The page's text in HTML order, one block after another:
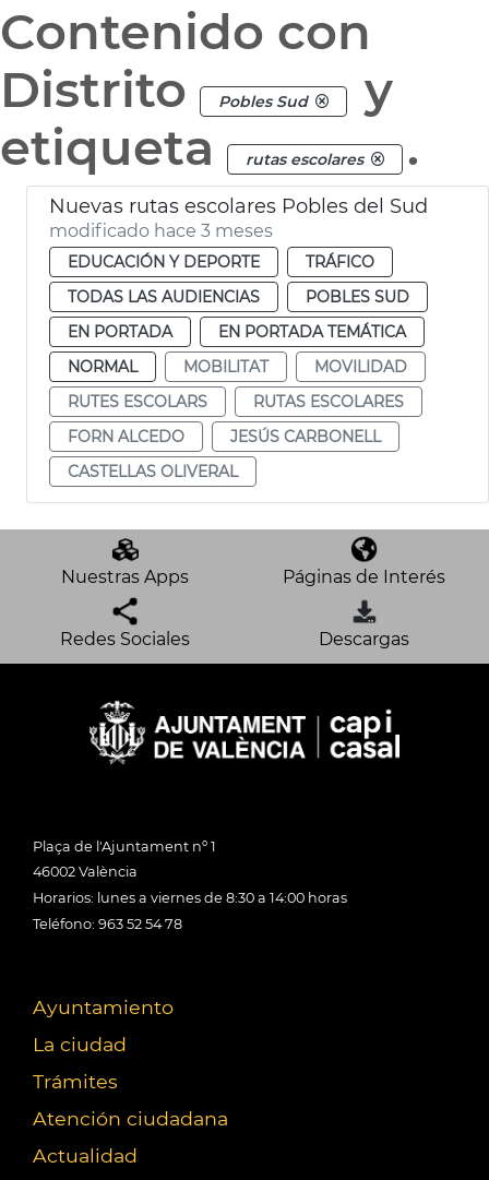
Contenido con
Distrito
Pobles Sud
y
etiqueta
rutas escolares .
Nuevas rutas escolares Pobles del Sud
modificado hace 3 meses
EDUCACIÓN Y DEPORTE
TRÁFICO
TODAS LAS AUDIENCIAS
POBLES SUD
EN PORTADA
EN PORTADA TEMÁTICA
NORMAL
MOBILITAT
MOVILIDAD
RUTES ESCOLARS
RUTAS ESCOLARES
FORN ALCEDO
JESÚS CARBONELL
CASTELLAS OLIVERAL
Nuestras Apps Páginas de Interés
Redes Sociales Descargas
Plaça de l'Ajuntament nº 1
46002 València
Horarios: lunes a viernes de 8:30 a 14:00 horas
Teléfono: 963 52 54 78
Ayuntamiento
La ciudad
Trámites
Atención ciudadana
Actualidad